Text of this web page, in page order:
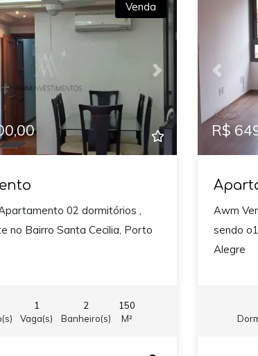
Next
Venda
02 dormitórios ,
no Bairro Santa Cecilia, Porto
1
Vaga(s)
2
Banheiro(s)
150
M²
Previous
R$
Awm
sendo
Alegre